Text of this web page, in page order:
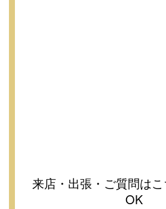
来店・出張・ご質問は
OK